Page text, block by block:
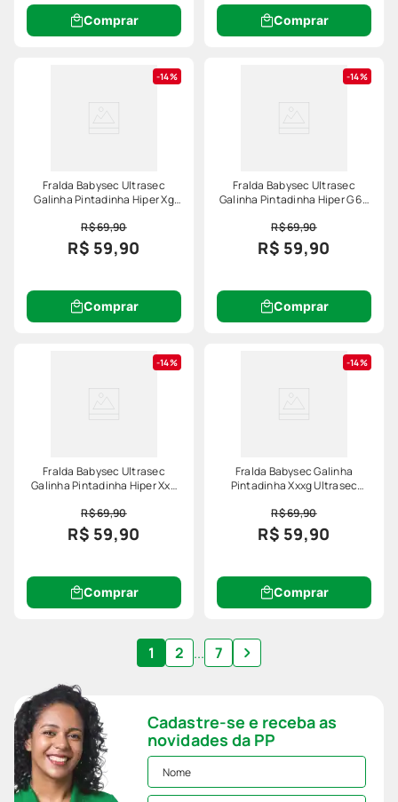
Comprar Comprar
14%
Fralda Babysec Ultrasec
Galinha Pintadinha Hiper Xg
R$ 69,90
R$ 59,90
Comprar
14%
Fralda Babysec Ultrasec
Galinha Pintadinha Hiper G 60
R$ 69,90
R$ 59,90
Comprar
14%
Fralda Babysec Ultrasec
Galinha Pintadinha Hiper Xxg
R$ 69,90
R$ 59,90
Comprar
14%
Fralda Babysec Galinha
Pintadinha Xxxg Ultrasec
R$ 69,90
R$ 59,90
Comprar
1 2 ... 7
Cadastre-se e receba as
novidades da PP